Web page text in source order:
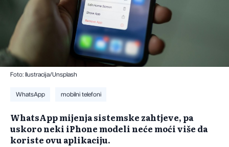
Foto: Ilustracija/Unsplash
WhatsApp mobilni telefoni
WhatsApp mijenja sistemske zahtjeve, pa
uskoro neki iPhone modeli neće moći više da
koriste ovu aplikaciju.